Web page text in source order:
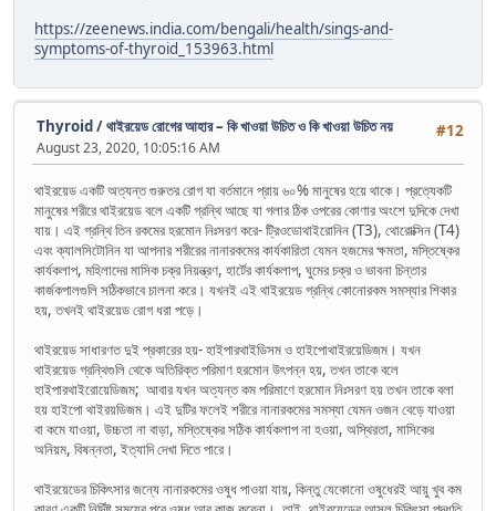
https://zeenews.india.com/bengali/health/sings-and-
symptoms-of-thyroid_153963.html
#12
Thyroid/থাইরয়েড রোগের আহার – কি খাওয়া উচিত ও কি খাওয়া উচিত নয়
August 23, 2020, 10:05:16 AM
থাইরয়েড একটি অত্যন্ত গুরুতর রোগ যা বর্তমানে প্রায় ৬০% মানুষের হয়ে থাকে। প্রত্যেকটি
মানুষের শরীরে থাইরয়েড বলে একটি গ্রন্থি আছে যা গলার ঠিক ওপরের কোণার অংশে দুদিকে দেখা
যায়। এই গ্রন্থি তিন রকমের হরমোন নিঃসরণ করে- ট্রিওডোথাইরোনিন (T3), থোরোক্সিন (T4)
এবং ক্যালসিটোনিন যা আপনার শরীরের নানারকমের কার্যকারিতা যেমন হজমের ক্ষমতা, মস্তিষ্কের
কার্যকলাপ, মহিলাদের মাসিক চক্র নিয়ন্ত্রণ, হার্টের কার্যকলাপ, ঘুমের চক্র ও ভাবনা চিন্তার
কার্জকপালগুলি সঠিকভাবে চালনা করে। যখনই এই থাইরয়েড গ্রন্থি কোনোরকম সমস্যার শিকার
হয়, তখনই থাইরয়েড রোগ ধরা পড়ে।
থাইরয়েড সাধারণত দুই প্রকারের হয়- হাইপারথাইডিসম ও হাইপোথাইরয়েডিজম। যখন
থাইরয়েড গ্রন্থিগুলি থেকে অতিরিক্ত পরিমাণ হরমোন উৎপন্ন হয়, তখন তাকে বলে
হাইপারথাইরোয়েডিজম; আবার যখন অত্যন্ত কম পরিমাণে হরমোন নিঃসরণ হয় তখন তাকে বলা
হয় হাইপো থাইরয়ডিজম। এই দুটির ফলেই শরীরে নানারকমের সমস্যা যেমন ওজন বেড়ে যাওয়া
বা কমে যাওয়া, উচ্চতা না বাড়া, মস্তিষ্কের সঠিক কার্যকলাপ না হওয়া, অস্থিরতা, মাসিকের
অনিয়ম, বিষন্নতা, ইত্যাদি দেখা দিতে পারে।
থাইরয়েডের চিকিৎসার জন্যে নানারকমের ওষুধ পাওয়া যায়, কিন্তু যেকোনো ওষুধেরই আয়ু খুব কম